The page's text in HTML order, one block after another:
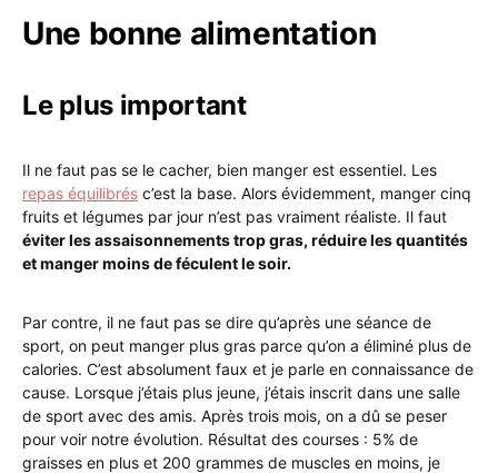
Une bonne alimentation
Le plus important
Il ne faut pas se le cacher, bien manger est essentiel. Les
repas équilibrés c’est la base. Alors évidemment, manger cinq
fruits et légumes par jour n’est pas vraiment réaliste. Il faut
éviter les assaisonnements trop gras, réduire les quantités
et manger moins de féculent le soir.
Par contre, il ne faut pas se dire qu’après une séance de
sport, on peut manger plus gras parce qu’on a éliminé plus de
calories. C’est absolument faux et je parle en connaissance de
cause. Lorsque j’étais plus jeune, j’étais inscrit dans une salle
de sport avec des amis. Après trois mois, on a dû se peser
pour voir notre évolution. Résultat des courses : 5% de
graisses en plus et 200 grammes de muscles en moins, je